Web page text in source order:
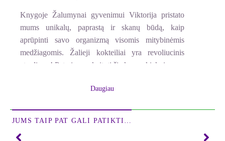
Knygoje Žalumynai gyvenimui Viktorija pristato
mums unikalų, paprastą ir skanų būdą, kaip
aprūpinti savo organizmą visomis mitybinėmis
medžiagomis. Žalieji kokteiliai yra revoliucinis
atradimas! Patariu perskaityti šią knygą kiekvienam.
dar tik pradeda gyventi sveikiau, ir tie, kurie jau
Žalumynai gyvenimui – tai revoliucinė ir kartu
Daugiau
JUMS TAIP PAT GALI PATIKTI…